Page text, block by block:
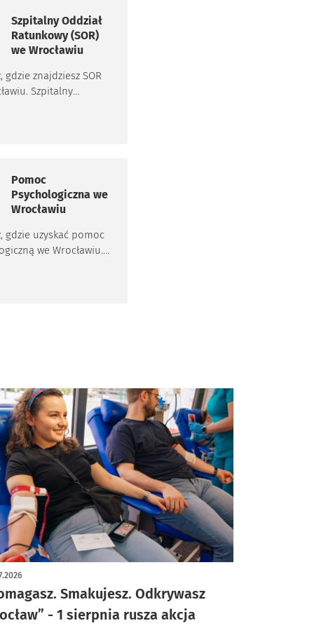
Szpitalny Oddział
Ratunkowy (SOR)
we Wrocławiu
gdzie znajdziesz SOR
Szpitalny
z
zawału lub
podczas
z krążeniem.
Pomoc
Psychologiczna we
Wrocławiu
gdzie uzyskać pomoc
we Wrocławiu.
Smakujesz. Odkrywasz
- 1 sierpnia rusza akcja